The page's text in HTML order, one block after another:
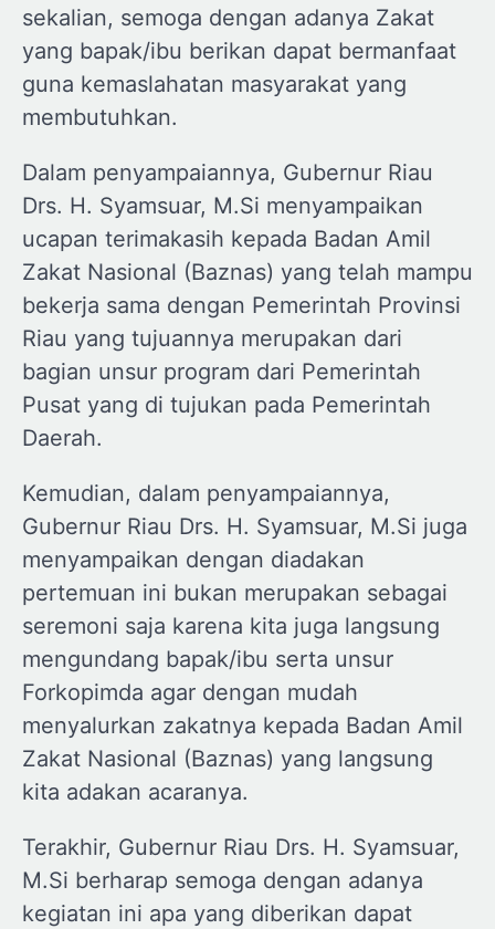
sekalian, semoga dengan adanya Zakat
yang bapak/ibu berikan dapat bermanfaat
guna kemaslahatan masyarakat yang
membutuhkan.
Dalam penyampaiannya, Gubernur Riau
Drs. H. Syamsuar, M.Si menyampaikan
ucapan terimakasih kepada Badan Amil
Zakat Nasional (Baznas) yang telah mampu
bekerja sama dengan Pemerintah Provinsi
Riau yang tujuannya merupakan dari
bagian unsur program dari Pemerintah
Pusat yang di tujukan pada Pemerintah
Daerah.
Kemudian, dalam penyampaiannya,
Gubernur Riau Drs. H. Syamsuar, M.Si juga
menyampaikan dengan diadakan
pertemuan ini bukan merupakan sebagai
seremoni saja karena kita juga langsung
mengundang bapak/ibu serta unsur
Forkopimda agar dengan mudah
menyalurkan zakatnya kepada Badan Amil
Zakat Nasional (Baznas) yang langsung
kita adakan acaranya.
Terakhir, Gubernur Riau Drs. H. Syamsuar,
M.Si berharap semoga dengan adanya
kegiatan ini apa yang diberikan dapat